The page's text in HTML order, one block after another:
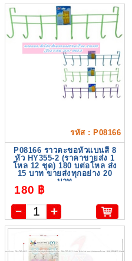
รหัส : P08166
P08166 ราวตะขอหัวแบนสี 8
หัว HY355-2 (ราคาขายส่ง 1
โหล 12 ชุด) 180 บต่อโหล ส่ง
15 บาท ขายส่งทุกอย่าง 20
บาท
180 ฿